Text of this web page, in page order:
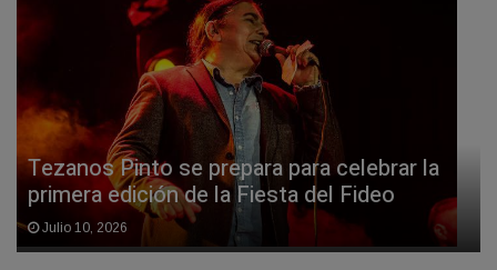
Tezanos Pinto se prepara para celebrar la
primera edición de la Fiesta del Fideo
Julio 10, 2026